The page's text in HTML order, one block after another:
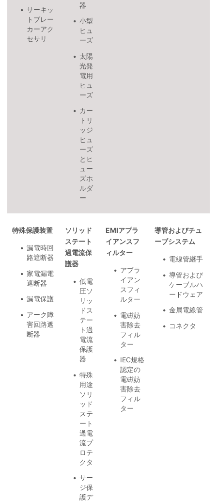
サーキッ
トブレー
カーアク
セサリ
器
小型
ヒュ
ーズ
太陽
光発
電用
ヒュ
ーズ
カー
トリ
ッジ
ヒュ
ーズ
とヒ
ュー
ズホ
ルダ
ー
特殊保護装置
漏電時回
路遮断器
家電漏電
遮断器
漏電保護
アーク障
害回路遮
断器
ソリッド
ステート
過電流保
護器
低電
圧ソ
リッ
ドス
テー
ト過
電流
保護
器
特殊
用途
ソリ
ッド
ステ
ート
過電
流プ
ロテ
クタ
サー
ジ保
護デ
EMIアプラ
イアンスフ
ィルター
アプラ
イアン
スフィ
ルター
電磁妨
害除去
フィル
ター
IEC規格
認定の
電磁妨
害除去
フィル
ター
導管およびチュ
ーブシステム
電線管継手
導管および
ケーブルハ
ードウェア
金属電線管
コネクタ